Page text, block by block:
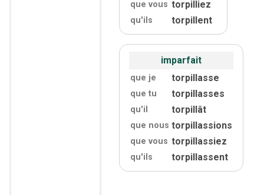
que vous torpilliez
qu'ils torpillent
imparfait
que je torpillasse
que tu torpillasses
qu'il torpillât
que nous torpillassions
que vous torpillassiez
qu'ils torpillassent